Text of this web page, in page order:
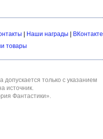
| Наши награды | ВКонтакте
товары
только с указанием
источник.
Фантастики»